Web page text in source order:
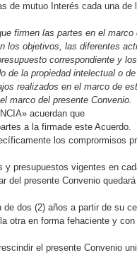
de mutuo Interés cada una
firmen las partes en el marco
los objetivos, las diferentes
correspondiente y
de la propiedad intelectual o de
realizados en el marco de
marco del presente Convenio.
acuerdan que
a la firmade este Acuerdo.
los comprormisos
presupuestos vigentes en
del presente Convenio
dos (2) años a partir de su
otra en forma fehaciente y
el presente Convenio